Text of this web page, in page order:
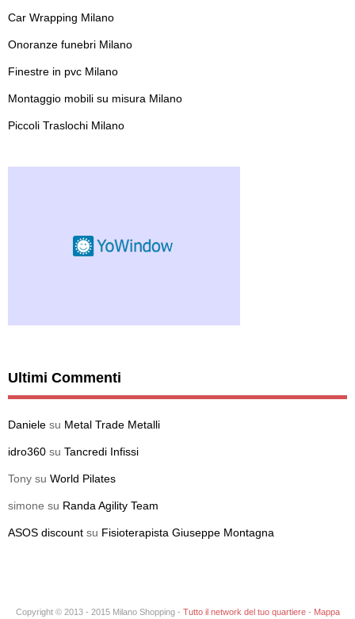
Car Wrapping Milano
Onoranze funebri Milano
Finestre in pvc Milano
Montaggio mobili su misura Milano
Piccoli Traslochi Milano
Ultimi Commenti
Daniele su Metal Trade Metalli
idro360 su Tancredi Infissi
Tony su World Pilates
simone su Randa Agility Team
ASOS discount su Fisioterapista Giuseppe Montagna
Copyright © 2013 - 2015 Milano Shopping - Tutto il network del tuo quartiere- Mappa